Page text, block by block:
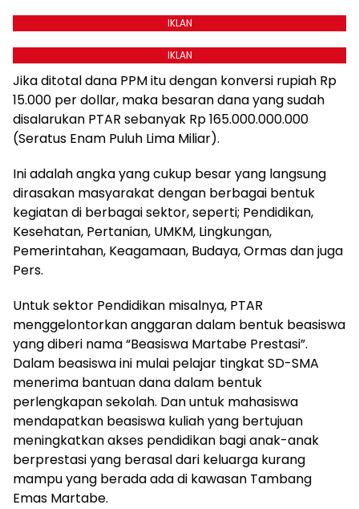
IKLAN
IKLAN
Jika ditotal dana PPM itu dengan konversi rupiah Rp
15.000 per dollar, maka besaran dana yang sudah
disalarukan PTAR sebanyak Rp 165.000.000.000
(Seratus Enam Puluh Lima Miliar).
Ini adalah angka yang cukup besar yang langsung
dirasakan masyarakat dengan berbagai bentuk
kegiatan di berbagai sektor, seperti; Pendidikan,
Kesehatan, Pertanian, UMKM, Lingkungan,
Pemerintahan, Keagamaan, Budaya, Ormas dan juga
Pers.
Untuk sektor Pendidikan misalnya, PTAR
menggelontorkan anggaran dalam bentuk beasiswa
yang diberi nama “Beasiswa Martabe Prestasi”.
Dalam beasiswa ini mulai pelajar tingkat SD-SMA
menerima bantuan dana dalam bentuk
perlengkapan sekolah. Dan untuk mahasiswa
mendapatkan beasiswa kuliah yang bertujuan
meningkatkan akses pendidikan bagi anak-anak
berprestasi yang berasal dari keluarga kurang
mampu yang berada ada di kawasan Tambang
Emas Martabe.